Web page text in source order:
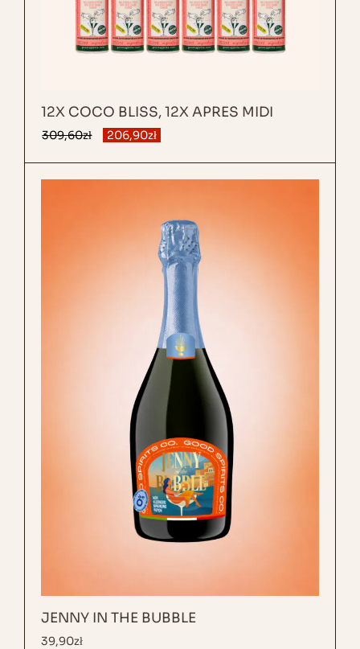
12X COCO BLISS, 12X APRES MIDI
309,60zł 206,90zł
JENNY IN THE BUBBLE
39,90zł